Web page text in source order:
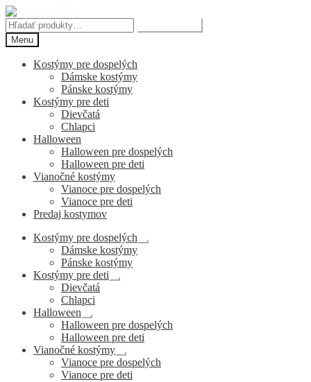
Preskočiť
na
navigáciu
Preskočiť
na
obsah
Hľadať:
Menu
Kostýmy pre dospelých
Dámske kostýmy
Pánske kostýmy
Kostýmy pre deti
Dievčatá
Chlapci
Halloween
Halloween pre dospelých
Halloween pre deti
Vianočné kostýmy
Vianoce pre dospelých
Vianoce pre deti
Predaj kostymov
Kostýmy pre dospelých
Rozbaliť
Dámske kostýmy
Pánske kostýmy
Kostýmy pre deti
Rozbaliť
Dievčatá
Chlapci
Halloween
Rozbaliť
podradené
menu
Halloween pre dospelých
Halloween pre deti
Vianočné kostýmy
Rozbaliť
podradené
menu
Vianoce pre dospelých
Vianoce pre deti